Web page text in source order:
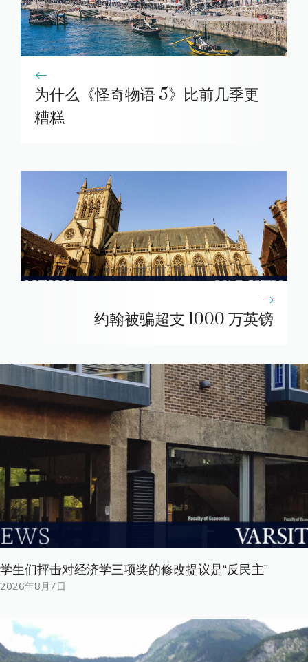
为什么《怪奇物语 5》比前几季更
糟糕
约翰被骗超支 1000 万英镑
学生们抨击对经济学三项奖的修改提议是“反民主”
2026年8月7日